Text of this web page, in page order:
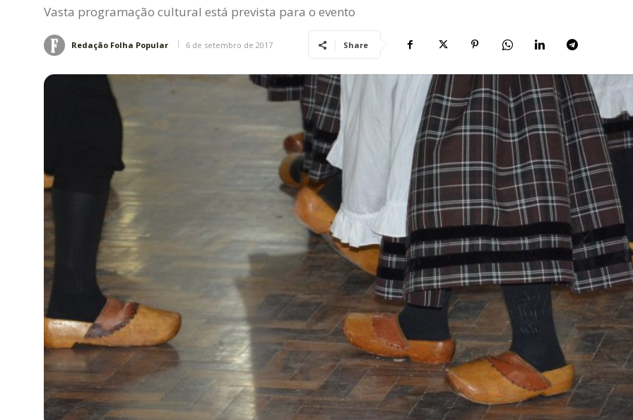
Vasta programação cultural está prevista para o evento
Redação Folha Popular 6 de setembro de 2017 Share